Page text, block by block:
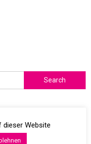
dieser Website